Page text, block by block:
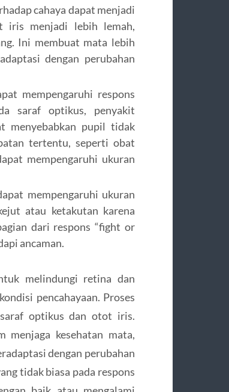
cahaya dapat menjadi
iris menjadi lebih lemah,
Ini membuat mata lebih
dengan perubahan
mempengaruhi respons
saraf optikus, penyakit
menyebabkan pupil tidak
tertentu, seperti obat
mempengaruhi ukuran
mempengaruhi ukuran
atau ketakutan karena
dari respons “fight or
ancaman.
melindungi retina dan
pencahayaan. Proses
optikus dan otot iris.
menjaga kesehatan mata,
dengan perubahan
tidak biasa pada respons